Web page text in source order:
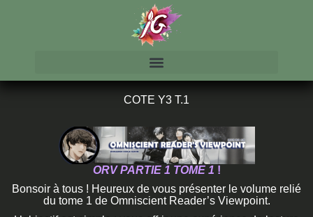
COTE Y3 T.1
ORV PARTIE 1 TOME 1 !
Bonsoir à tous ! Heureux de vous présenter le volume relié
du tome 1 de Omniscient Reader’s Viewpoint.